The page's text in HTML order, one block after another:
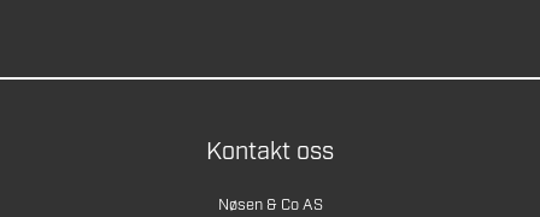
Kontakt oss
Nøsen & Co AS